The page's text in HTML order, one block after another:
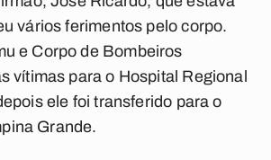
vários ferimentos pelo corpo.
e Corpo de Bombeiros
vítimas para o Hospital Regional
ele foi transferido para o
Grande.